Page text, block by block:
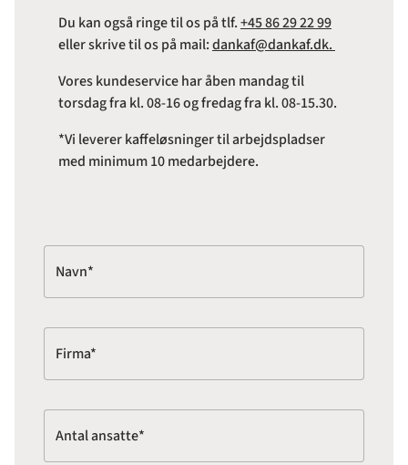
Du kan også ringe til os på tlf.+45 86 29 22 99
eller skrive til os på mail:dankaf@dankaf.dk.
Vores kundeservice har åben mandag til
torsdag fra kl. 08-16 og fredag fra kl. 08-15.30.
*Vi leverer kaffeløsninger til arbejdspladser
med minimum 10 medarbejdere.
Navn*
Firma*
Antal ansatte*